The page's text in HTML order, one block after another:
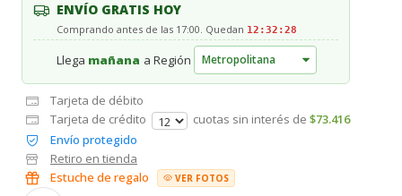
ENVÍO GRATIS HOY
Comprando antes de las 17:00. Quedan 12:32:27
Llega mañana a Región
Tarjeta de débito
Tarjeta de crédito
cuotas sin interés de $73.416
Envío protegido
Retiro en tienda
Estuche de regalo
VER FOTOS